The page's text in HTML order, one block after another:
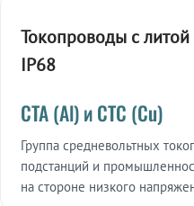
Токопроводы с
IP68
СТА (Al) и СТС (Cu)
Группа средневольтных
подстанций и
на стороне низкого